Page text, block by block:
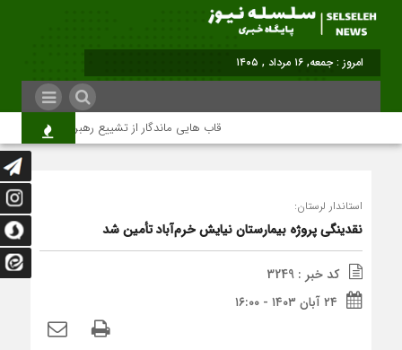
امروز : جمعه, ۱۶ مرداد , ۱۴۰۵
قاب هایی ماندگار از تشییع رهبر شهید در تهران
استاندار لرستان:
نقدینگی پروژه بیمارستان نیایش خرم‌آباد تأمین شد
کد خبر : 3249
۲۴ آبان ۱۴۰۳ - ۱۶:۰۰